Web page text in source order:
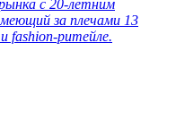
с 20-летним
за плечами 13
fashion-ритейле.